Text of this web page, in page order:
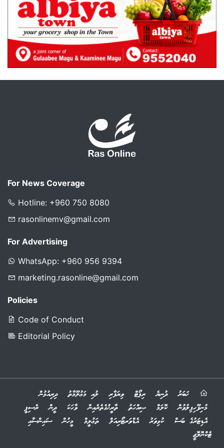
For News Coverage
Hotline: +960 750 8080
rasonlinemv@gmail.com
For Advertising
WhatsApp: +960 956 9394
marketing.rasonline@gmail.com
Policies
Code of Conduct
Editorial Policy
ޚަބަރު ދުނިޔެ ރިޕޯޓް ވިޔަފާރި ލުއި މަޢުލޫމާތު
ދިރިއުޅުން
މުނިފޫހިފިލުވުން
ކޮލަމް ޞިއްހަތު ތާރީޚުގެތެރެއިން ވާހަކަ ދީން
ރެސިޕީ
އެޑިޓަރުގެ ބަސް
ކުޅިވަރު އެޑްވަރޓޯރިއަލް ތަޢުލީމް މީހުން
ސައިންސާއި
ޓެކްނޮލޮޖީ